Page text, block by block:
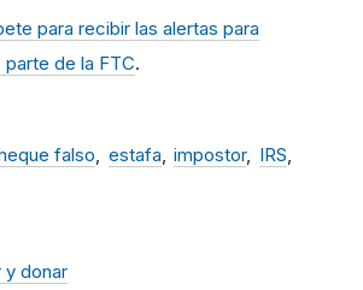
para recibir las alertas para
de la FTC.
falso estafa impostor
IRS
y donar